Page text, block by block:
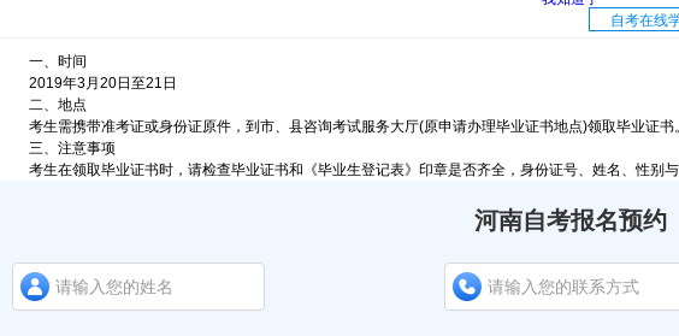
自考在线
一、时间
2019年3月20日至21日
二、地点
考生需携带准考证或身份证原件，到市、县咨询考试服务大厅(原申请办理毕业证书地点)领取毕业证书。
三、注意事项
考生在领取毕业证书时，请检查毕业证书和《毕业生登记表》印章是否齐全，身份证号、姓名、性别
河南自考报名预约